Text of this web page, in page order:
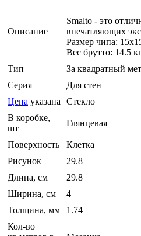
Описание
Smalto - это
впечатляющих
Размер чипа:
Вес брутто: 14.5
Тип
За квадратный
Серия
Для стен
Цена указана Стекло
В коробке,
шт
Глянцевая
Поверхность
Клетка
Рисунок
29.8
Длина, см
29.8
Ширина, см
4
Толщина, мм
1.74
Кол-во